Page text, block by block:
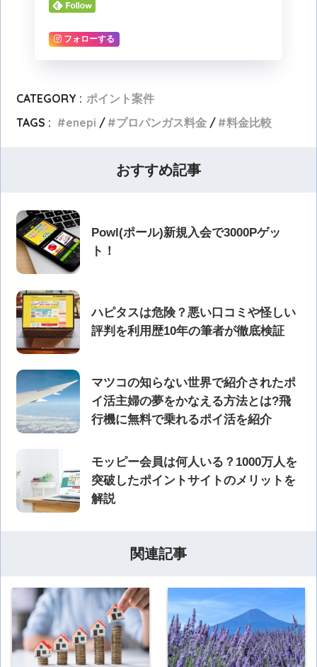
フォローする
CATEGORY : ポイント案件
TAGS :
enepi プロパンガス料金 料金比較
おすすめ記事
Powl(ポール)新規入会で3000Pゲッ
ト！
ハピタスは危険？悪い口コミや怪しい
評判を利用歴10年の筆者が徹底検証
マツコの知らない世界で紹介されたポ
イ活主婦の夢をかなえる方法とは?飛
行機に無料で乗れるポイ活を紹介
モッピー会員は何人いる？1000万人を
突破したポイントサイトのメリットを
解説
関連記事